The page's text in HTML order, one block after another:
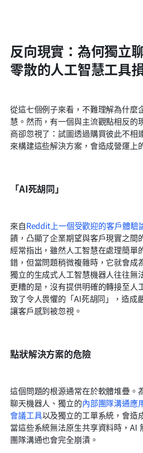
反向現實：為何獨立
零散的人工智慧工具
從這七個例子來看，不難理解為什麼
慧。然而，有一個與主流觀點相反的
商卻忽視了：試圖透過購買彼此不相
來構建這些解決方案，會造成營運上
「AI死胡同」
來自Reddit上一個受歡迎的客戶體驗
饋，凸顯了企業期望與客戶現實之間
經常指出，雖然人工智慧在處理簡單
錯，但當問題稍微複雜時，它就會成
獨立的生成式人工智慧機器人往往無
更糟的是，沒有提供明確的轉接至人
致了令人畏懼的「AI死胡同」，造成
讓客戶感到被忽視。
點狀解決方案的危險
這個問題的根源通常在於軟體堆疊。
聊天機器人、獨立的內部團隊溝通應
會議工具以及獨立的工單系統，會造
當這些系統無法原生共享資料時，AI
團隊溝通也會完全崩潰。